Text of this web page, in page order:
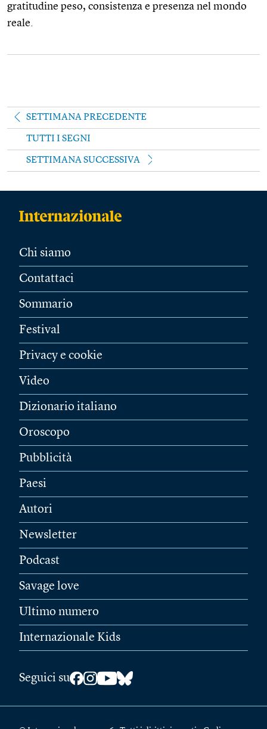
gratitudine peso, consistenza e presenza nel mondo
reale.
SETTIMANA PRECEDENTE
TUTTI I SEGNI
SETTIMANA SUCCESSIVA
Chi siamo
Contattaci
Sommario
Festival
Privacy e cookie
Video
Dizionario italiano
Oroscopo
Pubblicità
Paesi
Autori
Newsletter
Podcast
Savage love
Ultimo numero
Internazionale Kids
Seguici su